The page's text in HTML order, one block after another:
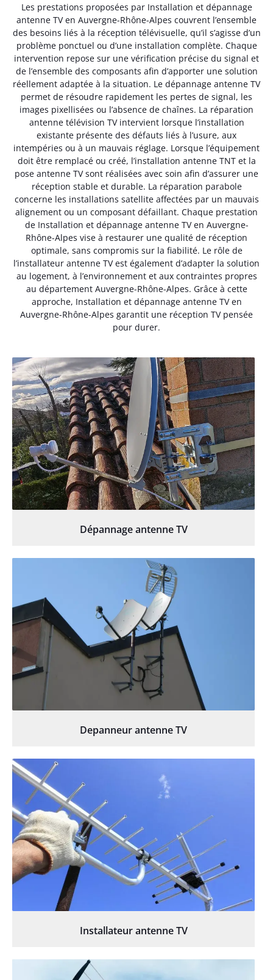
Les prestations proposées par Installation et dépannage
antenne TV en Auvergne-Rhône-Alpes couvrent l’ensemble
des besoins liés à la réception télévisuelle, qu’il s’agisse d’un
problème ponctuel ou d’une installation complète. Chaque
intervention repose sur une vérification précise du signal et
de l’ensemble des composants afin d’apporter une solution
réellement adaptée à la situation. Le dépannage antenne TV
permet de résoudre rapidement les pertes de signal, les
images pixellisées ou l’absence de chaînes. La réparation
antenne télévision TV intervient lorsque l’installation
existante présente des défauts liés à l’usure, aux
intempéries ou à un mauvais réglage. Lorsque l’équipement
doit être remplacé ou créé, l’installation antenne TNT et la
pose antenne TV sont réalisées avec soin afin d’assurer une
réception stable et durable. La réparation parabole
concerne les installations satellite affectées par un mauvais
alignement ou un composant défaillant. Chaque prestation
de Installation et dépannage antenne TV en Auvergne-
Rhône-Alpes vise à restaurer une qualité de réception
optimale, sans compromis sur la fiabilité. Le rôle de
l’installateur antenne TV est également d’adapter la solution
au logement, à l’environnement et aux contraintes propres
au département Auvergne-Rhône-Alpes. Grâce à cette
approche, Installation et dépannage antenne TV en
Auvergne-Rhône-Alpes garantit une réception TV pensée
pour durer.
Dépannage antenne TV
Depanneur antenne TV
Installateur antenne TV